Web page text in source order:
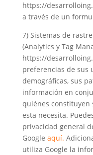
https://
a través de un
7) Sistemas de
(Analytics y Tag
https://
preferencias de sus
demográficas, sus
información en
quiénes constituyen
esta necesita.
privacidad general
Google aquí.
utiliza Google la